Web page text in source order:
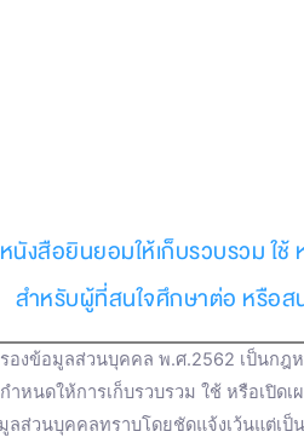
a
g
r
t
e
r
o
k
หนังสือยินยอมให้เก็บรวบรวม ใ
สำหรับผู้ที่สนใจศึกษาต่อ หรือ
งข้อมูลส่วนบุคคล พ.ศ.2562 เป็นกฎ
หนดให้การเก็บรวบรวม ใช้ หรือเปิ
ลส่วนบุคคลทราบโดยชัดแจ้งเว้นแต่